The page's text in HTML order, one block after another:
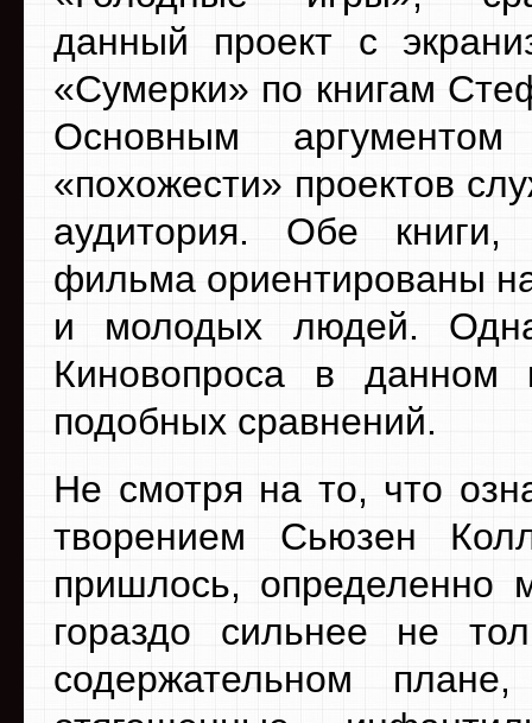
данный проект с
«Сумерки» по книгам
Основным
«похожести» проектов
аудитория. Обе
фильма ориентированы
и молодых людей.
Киновопроса в данном
подобных сравнений.
Не смотря на то, что
творением Сьюзен
пришлось, определенно
гораздо сильнее не
содержательном